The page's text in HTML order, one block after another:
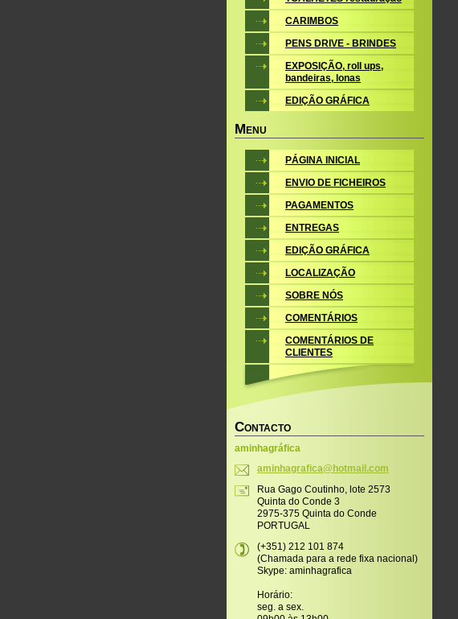
CARIMBOS
PENS DRIVE - BRINDES
EXPOSIÇÃO, roll ups,
bandeiras, lonas
EDIÇÃO GRÁFICA
M ENU
PÁGINA INICIAL
ENVIO DE FICHEIROS
PAGAMENTOS
ENTREGAS
EDIÇÃO GRÁFICA
LOCALIZAÇÃO
SOBRE NÓS
COMENTÁRIOS
COMENTÁRIOS DE
CLIENTES
CONTACTO
aminhagráfica
aminhagrafica@hotmail.com
Rua Gago Coutinho, lote 2573
Quinta do Conde 3
2975-375 Quinta do Conde
PORTUGAL
(+351) 212 101 874
(Chamada para a rede fixa nacional)
Skype: aminhagrafica
Horário:
seg. a sex.